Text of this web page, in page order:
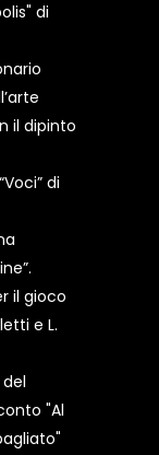
di
il dipinto
di
il gioco
e L.
"Al